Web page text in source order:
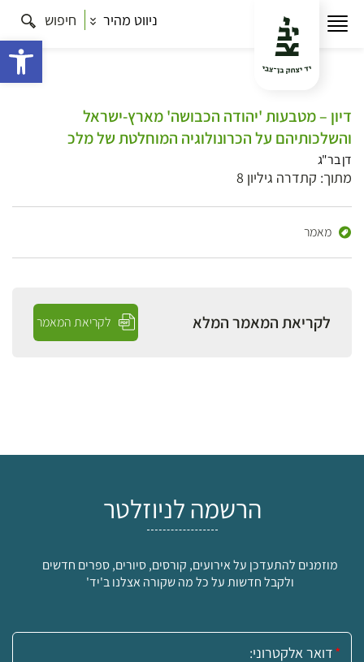
ניווט מהיר חיפוש
דיון – מטבעות 'יהודה הכבושה' מארץ-ישראל
והשלכותיהם על הכרונולוגיה המוחלטת של מלכ
דן בר"ג
מתוך: קתדרה גיליון 8
מאמר
לקריאת המאמר המלא לקריאת המאמר
הרשמה לניוזלטר
מוזמנים להתעדכן על אירועים, קורסים, סיורים, ספרים חדשים
ולקבל חדשות על כל מה שקורה אצלנו ב'יד'
אימייל: